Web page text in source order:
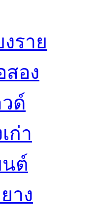
ราย
สอง
ด์
ก่า
ต์
าง